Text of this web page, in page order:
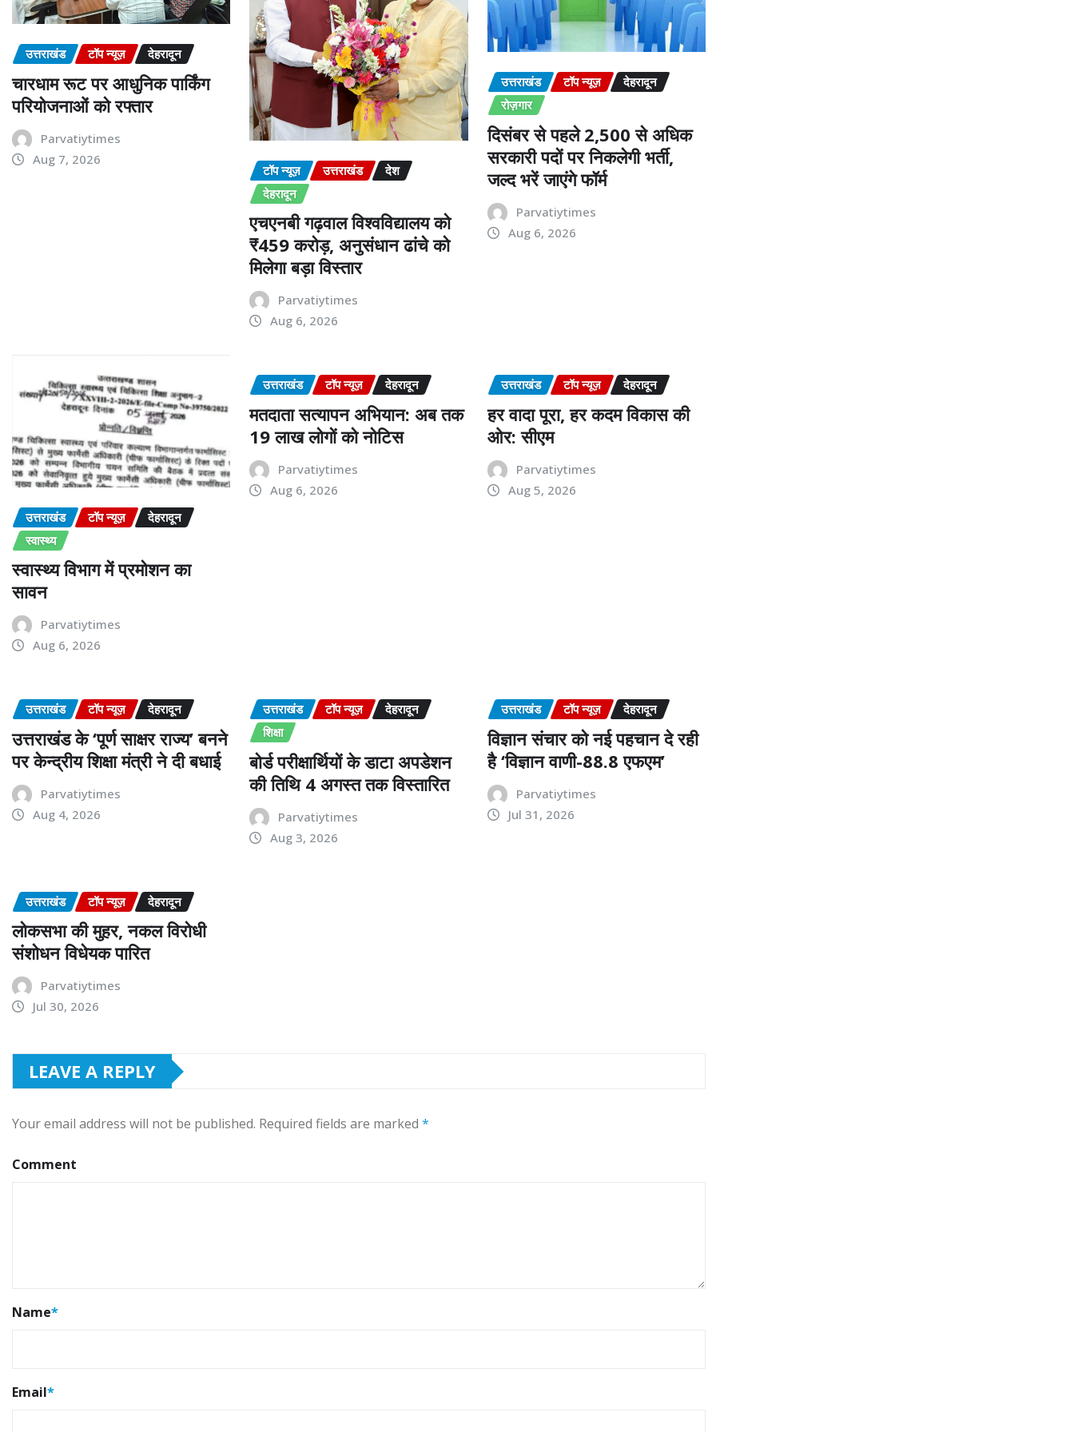
उत्तराखंड टॉप न्यूज़ देहरादून
चारधाम रूट पर आधुनिक पार्किंग
परियोजनाओं को रफ्तार
Parvatiytimes
Aug 7, 2026
टॉप न्यूज़ उत्तराखंड
देश
देहरादून
एचएनबी गढ़वाल विश्वविद्यालय को
₹459 करोड़, अनुसंधान ढांचे को
मिलेगा बड़ा विस्तार
Parvatiytimes
Aug 6, 2026
उत्तराखंड टॉप न्यूज़
देहरादून
रोज़गार
दिसंबर से पहले 2,500 से अधिक
सरकारी पदों पर निकलेगी भर्ती,
जल्द भरें जाएंगे फॉर्म
Parvatiytimes
Aug 6, 2026
उत्तराखंड टॉप न्यूज़
देहरादून
स्वास्थ्य
स्वास्थ्य विभाग में प्रमोशन का
सावन
Parvatiytimes
Aug 6, 2026
उत्तराखंड टॉप न्यूज़ देहरादून
मतदाता सत्यापन अभियान: अब तक
19 लाख लोगों को नोटिस
Parvatiytimes
Aug 6, 2026
उत्तराखंड टॉप न्यूज़ देहरादून
हर वादा पूरा, हर कदम विकास की
ओर: सीएम
Parvatiytimes
Aug 5, 2026
उत्तराखंड टॉप न्यूज़ देहरादून
उत्तराखंड के ‘पूर्ण साक्षर राज्य’ बनने
पर केन्द्रीय शिक्षा मंत्री ने दी बधाई
Parvatiytimes
Aug 4, 2026
उत्तराखंड टॉप न्यूज़
देहरादून
शिक्षा
बोर्ड परीक्षार्थियों के डाटा अपडेशन
की तिथि 4 अगस्त तक विस्तारित
Parvatiytimes
Aug 3, 2026
उत्तराखंड टॉप न्यूज़ देहरादून
विज्ञान संचार को नई पहचान दे रही
है ‘विज्ञान वाणी-88.8 एफएम’
Parvatiytimes
Jul 31, 2026
उत्तराखंड टॉप न्यूज़ देहरादून
लोकसभा की मुहर, नकल विरोधी
संशोधन विधेयक पारित
Parvatiytimes
Jul 30, 2026
LEAVE A REPLY
Your email address will not be published. Required fields are marked *
Comment
Name*
Email*